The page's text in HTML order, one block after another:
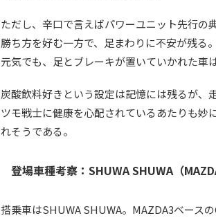
ただし、辛口で言えばパワーユニット先行
勝ち方を好む一方で、足まわりに不安が残る
元気でも、足とブレーキが置いていかれた車
炭酸飲料好きという設定は記憶には残るが、
ツモ戦士に健康を心配されているあたりも妙
れそうである。
登場車種考察：SHUWA SHUWA（
搭乗車はSHUWA SHUWA。MAZDA3ベース